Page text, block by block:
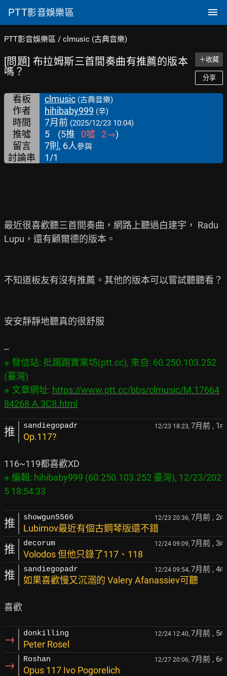
PTT影音娛樂區
PTT影音娛樂區 / clmusic (古典音樂)
[問題] 布拉姆斯三首間奏曲有推薦的版本
嗎？
＋收藏
分享
看板 clmusic (古典音樂)
作者 hihibaby999 (辛)
時間 7月前 (2025/12/23 10:04)
推噓 5 (5推 0噓 2→)
留言
7則, 6人參與
討論串 1/1
最近很喜歡聽三首間奏曲，網路上聽過白建宇， Radu
Lupu，還有顧爾德的版本。
不知道板友有沒有推薦。其他的版本可以嘗試聽聽看？
安安靜靜地聽真的很舒服
※ 發信站: 批踢踢實業坊(ptt.cc), 來自: 60.250.103.252
(臺灣)
※ 文章網址: https://www.ptt.cc/bbs/clmusic/M.17664
84268.A.3C8.html
推 sandiegopadr 12/23 18:23, 7月前 , 1 F
Ор.117?
※ 編輯: hihibaby999 (60.250.103.252 臺灣), 12/23/202
推 showgun5566 12/23 20:36, 7月前 , 2F
Lubimov最近有個古鋼琴版還不錯
推 decorum 12/24 09:09, 7月前 , 3F
Volodos 但他只錄了117、118
推 sandiegopadr 12/24 09:54, 7月前 , 4F
如果喜歡慢又沉溺的 Valery Afanassiev可聽
→ donkilling 12/24 12:40, 7月前 , 5F
Peter Rosel
→ Roshan 12/27 20:06, 7月前 , 6F
Opus 117 Ivo Pogorelich